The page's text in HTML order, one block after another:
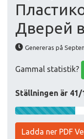
Дверей
Genereras på
Gammal statistik?
Ställningen är 41/
Ladda ner PDF